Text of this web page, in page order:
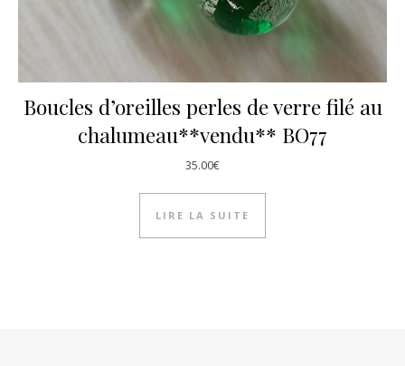
Boucles d’oreilles perles de verre filé au
chalumeau**vendu** BO77
35.00€
LIRE LA SUITE